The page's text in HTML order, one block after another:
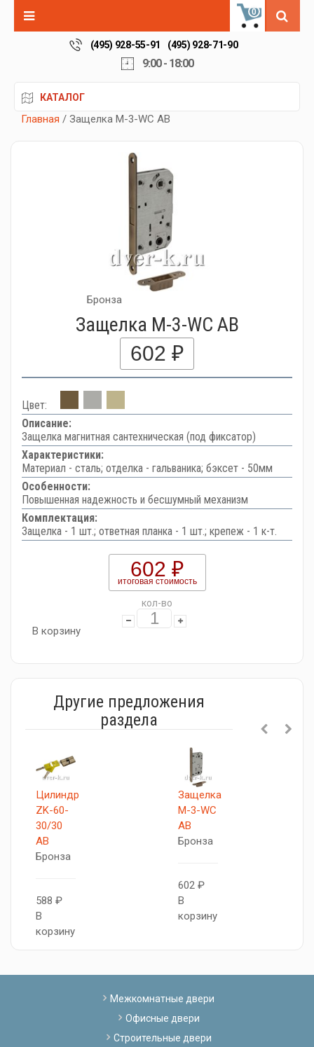
0
(495) 928-55-91 (495) 928-71-90
9:00 - 18:00
КАТАЛОГ
Главная / Защелка M-3-WC AB
Бронза
Защелка M-3-WC AB
602 ₽
Цвет:
Описание:
Защелка магнитная сантехническая (под фиксатор)
Характеристики:
Материал - сталь; отделка - гальваника; бэксет - 50мм
Особенности:
Повышенная надежность и бесшумный механизм
Комплектация:
Защелка - 1 шт.; ответная планка - 1 шт.; крепеж - 1 к-т.
602 ₽
итоговая стоимость
кол-во
В корзину
Другие предложения
раздела
Цилиндр
ZK-60-
30/30
AB
Бронза
588 ₽
В
корзину
Защелка
M-3-WC
AB
Бронза
602 ₽
В
корзину
Межкомнатные двери
Офисные двери
Строительные двери